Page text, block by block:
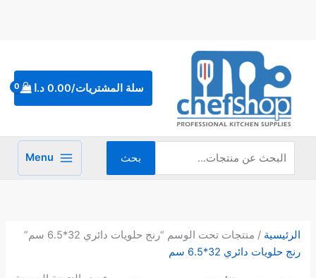
سلة المشتريات/0.00 د.ا
عن:
بحث Menu
الرئيسية / منتجات تحت الوسم “رنج حلويات دائري 32*6.5 سم”
رنج حلويات دائري 32*6.5 سم